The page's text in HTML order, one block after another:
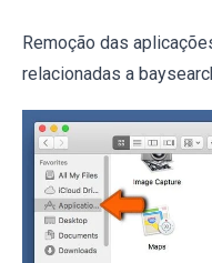
Remoção das
relacionadas a